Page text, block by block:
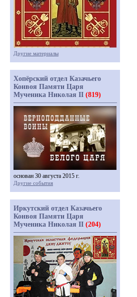
Другие материалы
Хопёрский отдел Казачьего
Конвоя Памяти Царя
Мученика Николая II (819)
основан 30 августа 2015 г.
Другие события
Иркутский отдел Казачьего
Конвоя Памяти Царя
Мученика Николая II (204)